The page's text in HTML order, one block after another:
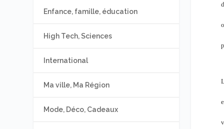
Enfance, famille, éducation
High Tech, Sciences
International
Ma ville, Ma Région
Mode, Déco, Cadeaux